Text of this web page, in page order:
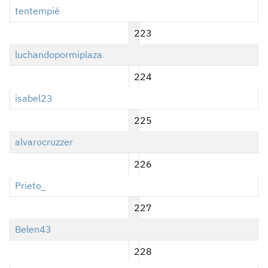
tentempié
223
luchandopormiplaza
224
isabel23
225
alvarocruzzer
226
Prieto_
227
Belen43
228